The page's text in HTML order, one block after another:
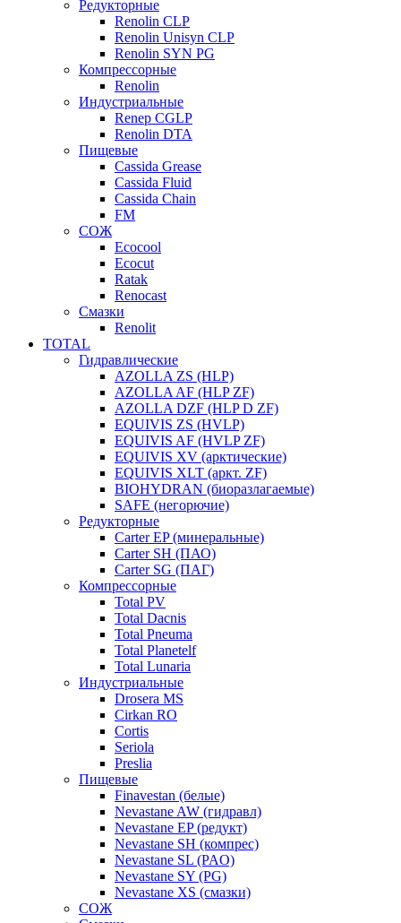
Редукторные
Renolin CLP
Renolin Unisyn CLP
Renolin SYN PG
Компрессорные
Renolin
Индустриальные
Renep CGLP
Renolin DTA
Пищевые
Cassida Grease
Cassida Fluid
Cassida Chain
FM
СОЖ
Ecocool
Ecocut
Ratak
Renocast
Смазки
Renolit
TOTAL
Гидравлические
AZOLLA ZS (HLP)
AZOLLA AF (HLP ZF)
AZOLLA DZF (HLP D ZF)
EQUIVIS ZS (HVLP)
EQUIVIS AF (HVLP ZF)
EQUIVIS XV (арктические)
EQUIVIS XLT (аркт. ZF)
BIOHYDRAN (биоразлагаемые)
SAFE (негорючие)
Редукторные
Carter EP (минеральные)
Carter SH (ПАО)
Carter SG (ПАГ)
Компрессорные
Total PV
Total Dacnis
Total Pneuma
Total Planetelf
Total Lunaria
Индустриальные
Drosera MS
Cirkan RO
Cortis
Seriola
Preslia
Пищевые
Finavestan (белые)
Nevastane AW (гидравл)
Nevastane EP (редукт)
Nevastane SH (компрес)
Nevastane SL (PAO)
Nevastane SY (PG)
Nevastane XS (смазки)
СОЖ